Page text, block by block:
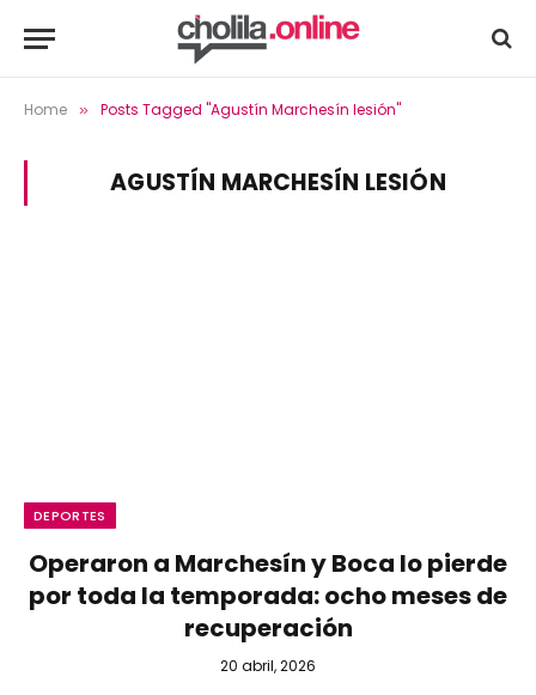
Home » Posts Tagged "Agustín Marchesín lesión"
AGUSTÍN MARCHESÍN LESIÓN
DEPORTES
Operaron a Marchesín y Boca lo pierde
por toda la temporada: ocho meses de
recuperación
20 abril, 2026